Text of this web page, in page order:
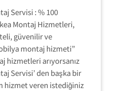
Servisi : % 100
Montaj Hizmetleri,
güvenilir ve
montaj hizmeti”
hizmetleri arıyorsanız
Servisi’ den başka bir
hizmet veren istediğiniz